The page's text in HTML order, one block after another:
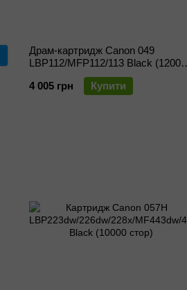
Драм-картридж Canon 049
LBP112/MFP112/113 Black (12000
4 005 грн
Купити